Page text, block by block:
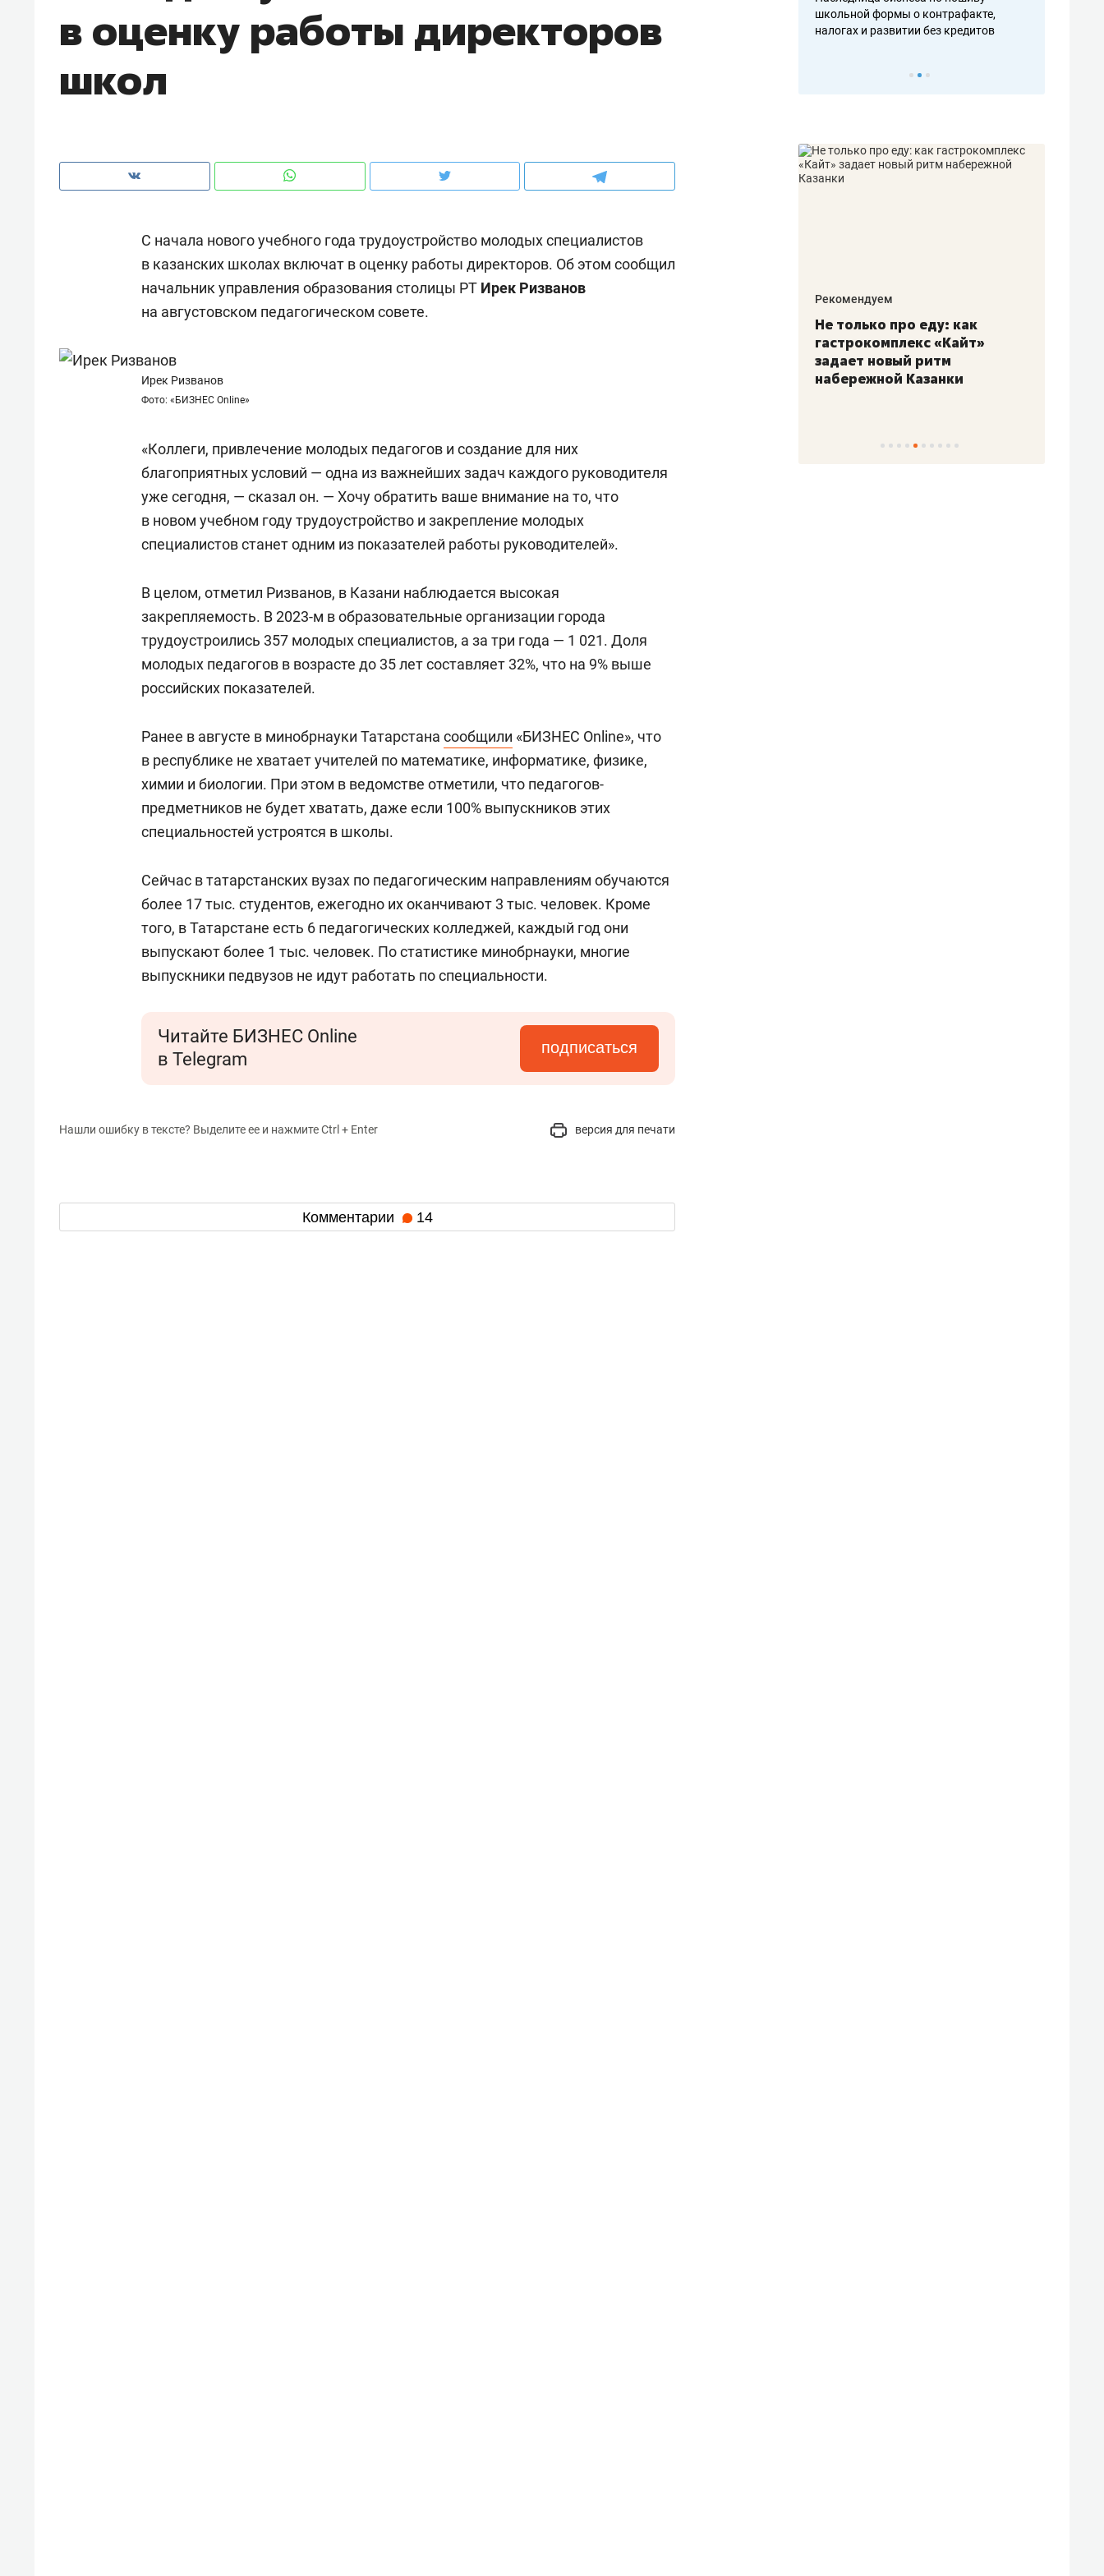
в оценку работы директоров
школ
С начала нового учебного года трудоустройство молодых специалистов
в казанских школах включат в оценку работы директоров. Об этом сообщил
начальник управления образования столицы РТ Ирек Ризванов
на августовском педагогическом совете.
Ирек Ризванов
Фото: «БИЗНЕС Online»
«Коллеги, привлечение молодых педагогов и создание для них
благоприятных условий — одна из важнейших задач каждого руководителя
уже сегодня, — сказал он. — Хочу обратить ваше внимание на то, что
в новом учебном году трудоустройство и закрепление молодых
специалистов станет одним из показателей работы руководителей».
В целом, отметил Ризванов, в Казани наблюдается высокая
закрепляемость. В 2023-м в образовательные организации города
трудоустроились 357 молодых специалистов, а за три года — 1 021. Доля
молодых педагогов в возрасте до 35 лет составляет 32%, что на 9% выше
российских показателей.
Ранее в августе в минобрнауки Татарстана сообщили «БИЗНЕС Online», что
в республике не хватает учителей по математике, информатике, физике,
химии и биологии. При этом в ведомстве отметили, что педагогов-
предметников не будет хватать, даже если 100% выпускников этих
специальностей устроятся в школы.
Сейчас в татарстанских вузах по педагогическим направлениям обучаются
более 17 тыс. студентов, ежегодно их оканчивают 3 тыс. человек. Кроме
того, в Татарстане есть 6 педагогических колледжей, каждый год они
выпускают более 1 тыс. человек. По статистике минобрнауки, многие
выпускники педвузов не идут работать по специальности.
Читайте БИЗНЕС Online
в Telegram
подписаться
Нашли ошибку в тексте? Выделите ее и нажмите Ctrl + Enter версия для печати
Комментарии 14
чем интересен Оман?
клиентах и чудных запросах мастеров
школьной формы о контрафакте,
налогах и развитии без кредитов
Опыт выживания в дикой
с ментальным и физическим
состоянием как основа
антихрупких команд
Рекомендуем
Не только про еду: как
гастрокомплекс «Кайт»
задает новый ритм
набережной Казанки